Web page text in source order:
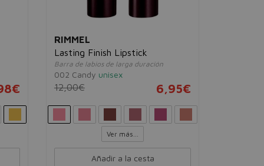
RIMMEL
Lasting Finish Lipstick
Barra de labios de larga duración
002 Candy unisex
12,00€ 6,95€
Ver más...
Añadir a la cesta